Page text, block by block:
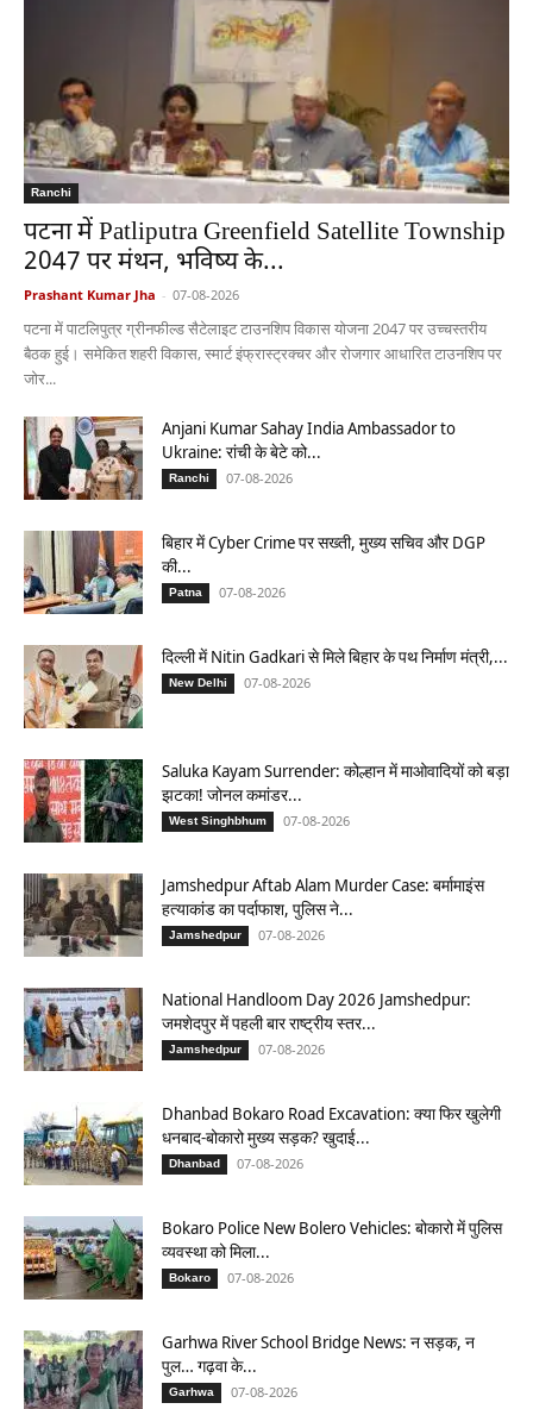
Ranchi
पटना में Patliputra Greenfield Satellite Township
2047 पर मंथन, भविष्य के...
Prashant Kumar Jha - 07-08-2026
पटना में पाटलिपुत्र ग्रीनफील्ड सैटेलाइट टाउनशिप विकास योजना 2047 पर उच्चस्तरीय
बैठक हुई। समेकित शहरी विकास, स्मार्ट इंफ्रास्ट्रक्चर और रोजगार आधारित टाउनशिप पर
जोर...
Anjani Kumar Sahay India Ambassador to
Ukraine: रांची के बेटे को...
Ranchi 07-08-2026
बिहार में Cyber Crime पर सख्ती, मुख्य सचिव और DGP
की...
Patna 07-08-2026
दिल्ली में Nitin Gadkari से मिले बिहार के पथ निर्माण मंत्री,...
New Delhi 07-08-2026
Saluka Kayam Surrender: कोल्हान में माओवादियों को बड़ा
झटका! जोनल कमांडर...
West Singhbhum 07-08-2026
Jamshedpur Aftab Alam Murder Case: बर्मामाइंस
हत्याकांड का पर्दाफाश, पुलिस ने...
Jamshedpur 07-08-2026
National Handloom Day 2026 Jamshedpur:
जमशेदपुर में पहली बार राष्ट्रीय स्तर...
Jamshedpur 07-08-2026
Dhanbad Bokaro Road Excavation: क्या फिर खुलेगी
धनबाद-बोकारो मुख्य सड़क? खुदाई...
Dhanbad 07-08-2026
Bokaro Police New Bolero Vehicles: बोकारो में पुलिस
व्यवस्था को मिला...
Bokaro 07-08-2026
Garhwa River School Bridge News: न सड़क, न
पुल… गढ़वा के...
Garhwa 07-08-2026